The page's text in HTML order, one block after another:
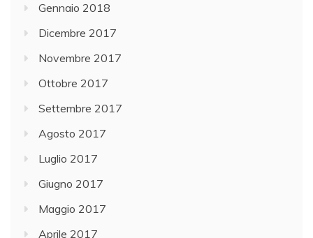
Gennaio 2018
Dicembre 2017
Novembre 2017
Ottobre 2017
Settembre 2017
Agosto 2017
Luglio 2017
Giugno 2017
Maggio 2017
Aprile 2017